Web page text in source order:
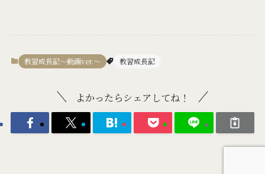
教習成長記〜動画ver.〜 教習成長記
よかったらシェアしてね！